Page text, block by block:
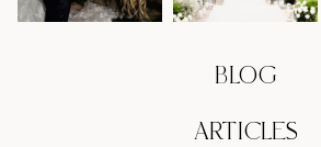
BLOG
ARTICLES